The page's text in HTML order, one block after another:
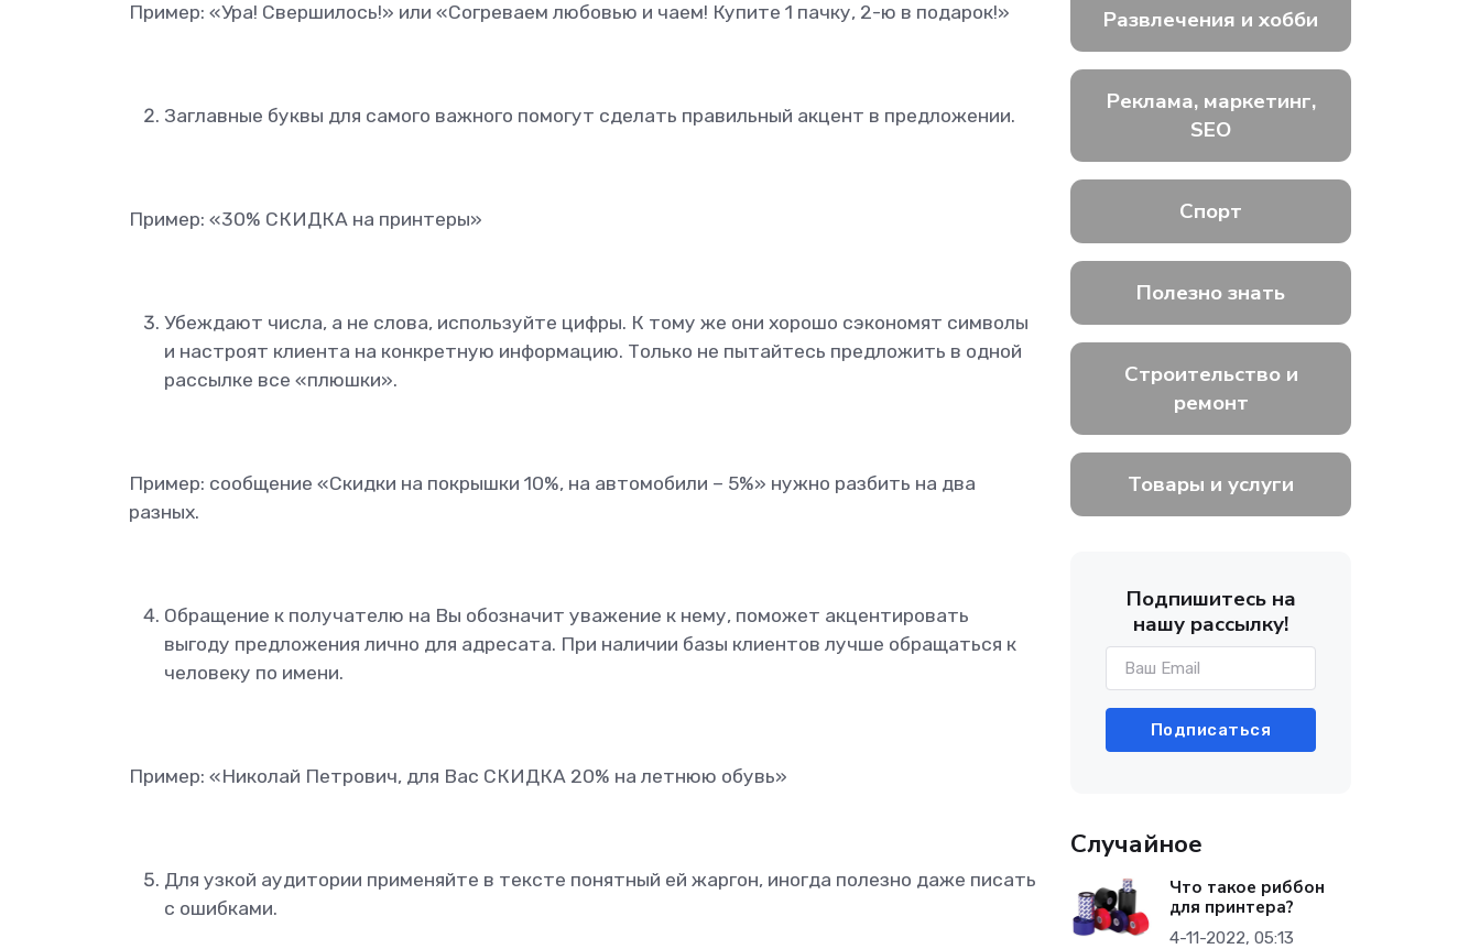
Пример: «Ура! Свершилось!» или «Согреваем любовью и чаем! Купите 1 пачку, 2-ю в подарок!»
Заглавные буквы для самого важного помогут сделать правильный акцент в предложении.
Пример: «30% СКИДКА на принтеры»
Убеждают числа, а не слова, используйте цифры. К тому же они хорошо сэкономят символы
и настроят клиента на конкретную информацию. Только не пытайтесь предложить в одной
рассылке все «плюшки».
Пример: сообщение «Скидки на покрышки 10%, на автомобили – 5%» нужно разбить на два
разных.
Обращение к получателю на Вы обозначит уважение к нему, поможет акцентировать
выгоду предложения лично для адресата. При наличии базы клиентов лучше обращаться к
человеку по имени.
Пример: «Николай Петрович, для Вас СКИДКА 20% на летнюю обувь»
Для узкой аудитории применяйте в тексте понятный ей жаргон, иногда полезно даже писать
с ошибками.
Развлечения и хобби
Реклама, маркетинг,
SEO
Спорт
Полезно знать
Строительство и
ремонт
Товары и услуги
Подпишитесь на
нашу рассылку!
Подписаться
Случайное
Что такое риббон
для принтера?
4-11-2022, 05:13